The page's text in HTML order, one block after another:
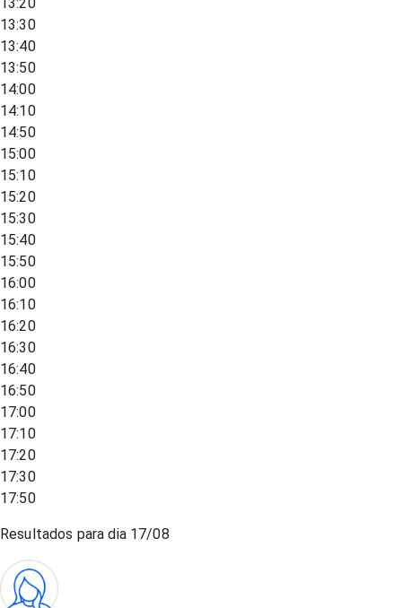
13:30
13:40
13:50
14:00
14:10
14:50
15:00
15:10
15:20
15:30
15:40
15:50
16:00
16:10
16:20
16:30
16:40
16:50
17:00
17:10
17:20
17:30
17:50
Resultados para dia 17/08